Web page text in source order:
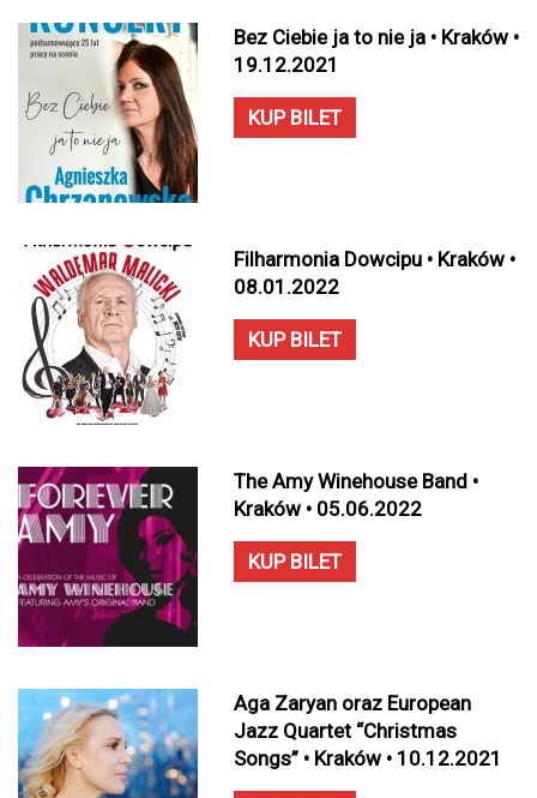
Bez Ciebie ja to nie ja • Kraków •
19.12.2021
KUP BILET
Filharmonia Dowcipu • Kraków •
08.01.2022
KUP BILET
The Amy Winehouse Band •
Kraków • 05.06.2022
KUP BILET
Aga Zaryan oraz European
Jazz Quartet “Christmas
Songs” • Kraków • 10.12.2021